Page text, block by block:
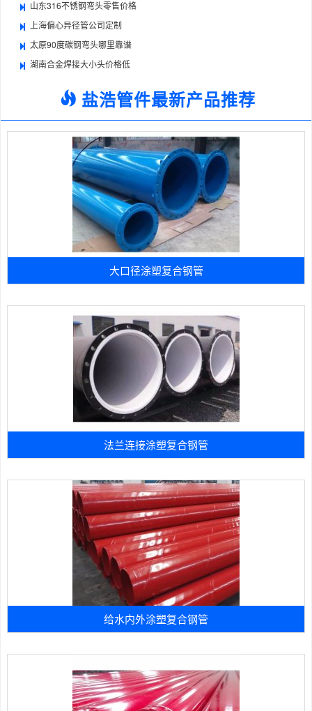
山东316不锈钢弯头零售价格
上海偏心异径管公司定制
太原90度碳钢弯头哪里靠谱
湖南合金焊接大小头价格低
盐浩管件最新产品推荐
大口径涂塑复合钢管
法兰连接涂塑复合钢管
给水内外涂塑复合钢管